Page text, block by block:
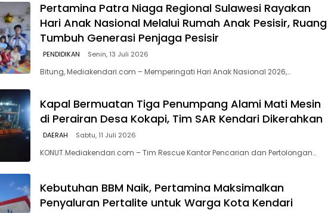
Pertamina Patra Niaga Regional Sulawesi Rayakan
Hari Anak Nasional Melalui Rumah Anak Pesisir, Ruang
Tumbuh Generasi Penjaga Pesisir
PENDIDIKAN Senin, 13 Juli 2026
Bitung, Mediakendari.com – Memperingati Hari Anak Nasional 2026,…
Kapal Bermuatan Tiga Penumpang Alami Mati Mesin
di Perairan Desa Kokapi, Tim SAR Kendari Dikerahkan
DAERAH Sabtu, 11 Juli 2026
KONUT.Mediakendari.com – Tim Rescue Kantor Pencarian dan Pertolongan…
Kebutuhan BBM Naik, Pertamina Maksimalkan
Penyaluran Pertalite untuk Warga Kota Kendari